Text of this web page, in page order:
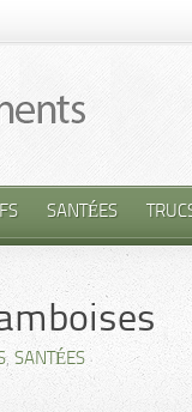
SANTÉES
, SANTÉES